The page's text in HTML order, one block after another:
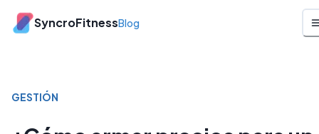
SyncroFitnessBlog
GESTIÓN